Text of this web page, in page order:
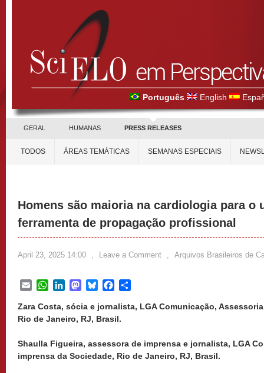
Português English
GERAL HUMANAS PRESS RELEASES
TODOS ÁREAS TEMÁTICAS SEMANAS ESPECIAIS
Homens são maioria na cardiologia para o
ferramenta de propagação profissional
April 23, 2025 14:00 , Leave a Comment , Arquivos Brasileiros de
EmailWhatsApp
LinkedInMastodon
BlueskyFacebook
Zara Costa, sócia e jornalista, LGA Comunicação,
Rio de Janeiro, RJ, Brasil.
Shaulla Figueira, assessora de imprensa e jornalista, LGA
imprensa da Sociedade, Rio de Janeiro, RJ, Brasil.